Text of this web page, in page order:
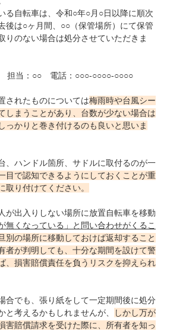
る自転車は、令和○年○月○日以降に順次
後は○ヶ月間、○○（保管場所）にて保管
りのない場合は処分させていただきま
担当：○○ 電話：○○○-○○○○-○○○○
されたものについては梅雨時や台風シー
しまうことがあり、台数が少ない場合は
っかりと巻き付けるのも良いと思いま
、ハンドル箇所、サドルに取付るのが一
目で認知できるようにしておくことが重
取り付けてください。
が出入りしない場所に放置自転車を移動
無くなっている」と問い合わせがくるこ
別の場所に移動しておけば返却すること
者が判明しても、十分な期間を設けて警
、損害賠償責任を負うリスクを抑えられ
合でも、張り紙をして一定期間後に処分
と考えるかもしれませんが、
しかし万が
害賠償請求を受けた際に、所有者を知っ